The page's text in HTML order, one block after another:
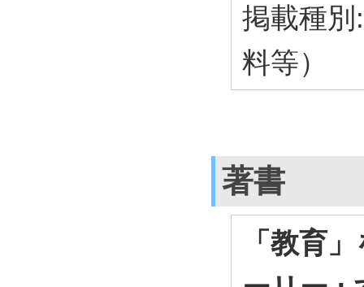
掲載種
料等）
著書
「教育